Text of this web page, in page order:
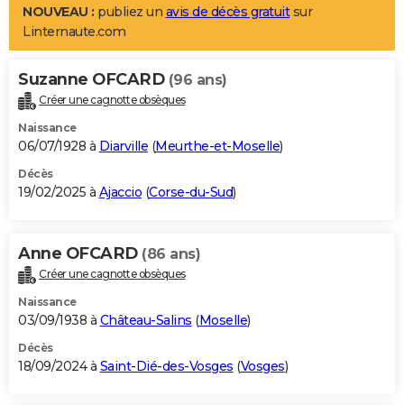
LIFESTYLE
Art de vivre
Bien-être
Loisirs
Mode
Modes de vie
Alimentation
Guide de la santé
Maladies
Médicaments
Sommeil
VOYAGE
Destinations
City break
Voyage nature
Voyage de noces
Forum
Climat
+PHOTO
GUIDES D'ACHAT
BONS PLANS
Carte de Noël
Carte Bonne année
Carte Saint-Valentin
Carte Pâques
Carte d'anniversaire
DICTIONNAIRE
Dictionnaire
Biographies
Citations
Expressions
Proverbes
PROGRAMME TV
S'inscrire
Se connecter
Lycées
Collèges
Primaires
Universités
Entreprises
Service militaire
Avis de recherche
AVIS DE DÉCÈS
NOUVEAU : publiez un avis de décès gratuitsur
Linternaute.com
Suzanne OFCARD (96 ans)
Créer une cagnotte obsèques
Naissance
06/07/1928 à Diarville (Meurthe-et-Moselle)
Décès
19/02/2025 à Ajaccio (Corse-du-Sud)
Anne OFCARD (86 ans)
Créer une cagnotte obsèques
Naissance
03/09/1938 à Château-Salins (Moselle)
Décès
18/09/2024 à Saint-Dié-des-Vosges (Vosges)